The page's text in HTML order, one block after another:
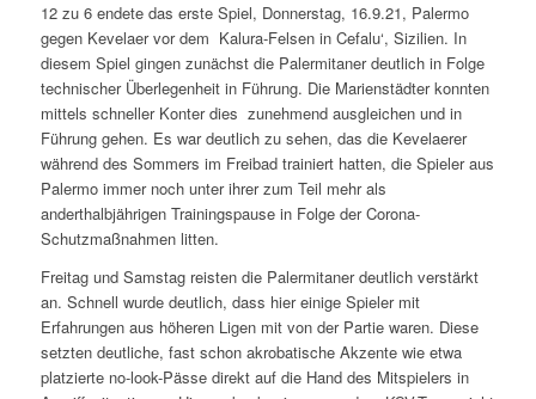
12 zu 6 endete das erste Spiel, Donnerstag, 16.9.21, Palermo
gegen Kevelaer vor dem Kalura-Felsen in Cefalu‘, Sizilien. In
diesem Spiel gingen zunächst die Palermitaner deutlich in Folge
technischer Überlegenheit in Führung. Die Marienstädter konnten
mittels schneller Konter dies zunehmend ausgleichen und in
Führung gehen. Es war deutlich zu sehen, das die Kevelaerer
während des Sommers im Freibad trainiert hatten, die Spieler aus
Palermo immer noch unter ihrer zum Teil mehr als
anderthalbjährigen Trainingspause in Folge der Corona-
Schutzmaßnahmen litten.
Freitag und Samstag reisten die Palermitaner deutlich verstärkt
an. Schnell wurde deutlich, dass hier einige Spieler mit
Erfahrungen aus höheren Ligen mit von der Partie waren. Diese
setzten deutliche, fast schon akrobatische Akzente wie etwa
platzierte no-look-Pässe direkt auf die Hand des Mitspielers in